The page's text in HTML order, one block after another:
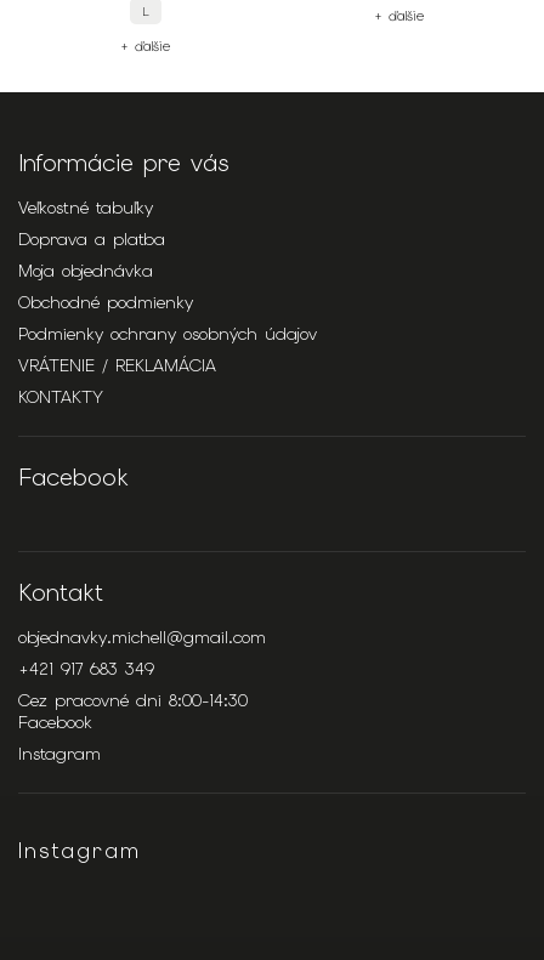
L
+ ďalšie
+ ďalšie
Informácie pre vás
Veľkostné tabuľky
Doprava a platba
Moja objednávka
Obchodné podmienky
Podmienky ochrany osobných údajov
VRÁTENIE / REKLAMÁCIA
KONTAKTY
Facebook
Kontakt
objednavky.michell@gmail.com
+421 917 683 349
Cez pracovné dni 8:00-14:30
Facebook
Instagram
Instagram